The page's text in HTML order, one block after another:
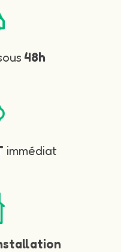
48h
immédiat